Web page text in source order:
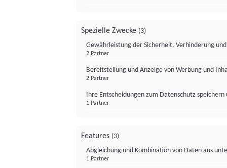
Spezielle Zwecke (3)
Gewährleistung der Sicherheit, Verhinderung
2 Partner
Bereitstellung und Anzeige von Werbung und
2 Partner
Ihre Entscheidungen zum Datenschutz
1 Partner
Features (3)
Abgleichung und Kombination von Daten aus
1 Partner